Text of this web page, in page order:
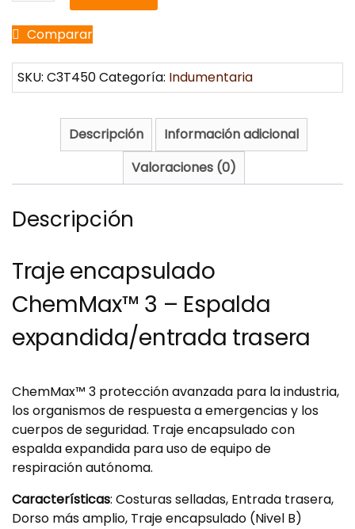
Comparar
SKU: C3T450Categoría: Indumentaria
Descripción
Información adicional
Valoraciones (0)
Descripción
Traje encapsulado
ChemMax™ 3 – Espalda
expandida/entrada trasera
ChemMax™ 3 protección avanzada para la industria,
los organismos de respuesta a emergencias y los
cuerpos de seguridad. Traje encapsulado con
espalda expandida para uso de equipo de
respiración autónoma.
Características: Costuras selladas, Entrada trasera,
Dorso más amplio, Traje encapsulado (Nivel B)